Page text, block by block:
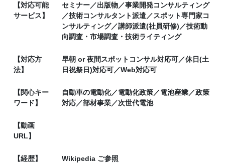
【対応可能
サービス】
セミナー／出版物／事業開発コンサルティング
／技術コンサルタント派遣／スポット専門家コ
ンサルティング／講師派遣(社員研修)／技術動
向調査・市場調査・技術ライティング
【対応方
法】
早朝 or 夜間スポットコンサル対応可／休日(土
日祝祭日)対応可／Web対応可
【関心キー
ワード】
自動車の電動化／電動化政策／電池産業／政策
対応／部材事業／次世代電池
【動画
URL】
【経歴】 Wikipedia ご参照